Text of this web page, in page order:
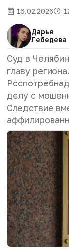
16.02.2026
Дарья
Лебедева
Суд в
главу
делу о
Следствие